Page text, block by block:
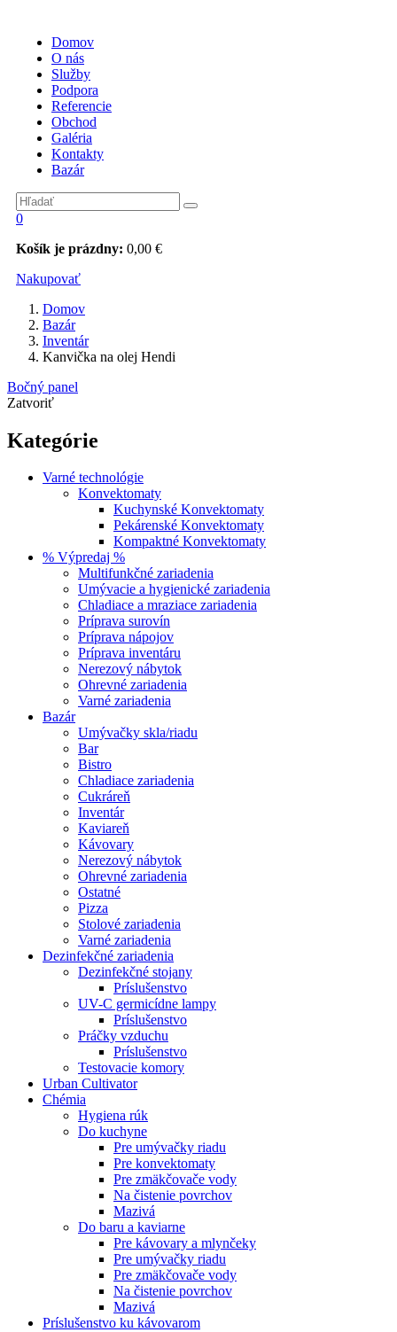
Domov
O nás
Služby
Podpora
Referencie
Obchod
Galéria
Kontakty
Bazár
0
Košík je prázdny: 0,00 €
Nakupovať
Domov
Bazár
Inventár
Kanvička na olej Hendi
Bočný panel
Zatvoriť
Kategórie
Varné technológie
Konvektomaty
Kuchynské Konvektomaty
Pekárenské Konvektomaty
Kompaktné Konvektomaty
% Výpredaj %
Multifunkčné zariadenia
Umývacie a hygienické zariadenia
Chladiace a mraziace zariadenia
Príprava surovín
Príprava nápojov
Príprava inventáru
Nerezový nábytok
Ohrevné zariadenia
Varné zariadenia
Bazár
Umývačky skla/riadu
Bar
Bistro
Chladiace zariadenia
Cukráreň
Inventár
Kaviareň
Kávovary
Nerezový nábytok
Ohrevné zariadenia
Ostatné
Pizza
Stolové zariadenia
Varné zariadenia
Dezinfekčné zariadenia
Dezinfekčné stojany
Príslušenstvo
UV-C germicídne lampy
Príslušenstvo
Práčky vzduchu
Príslušenstvo
Testovacie komory
Urban Cultivator
Chémia
Hygiena rúk
Do kuchyne
Pre umývačky riadu
Pre konvektomaty
Pre zmäkčovače vody
Na čistenie povrchov
Mazivá
Do baru a kaviarne
Pre kávovary a mlynčeky
Pre umývačky riadu
Pre zmäkčovače vody
Na čistenie povrchov
Mazivá
Príslušenstvo ku kávovarom